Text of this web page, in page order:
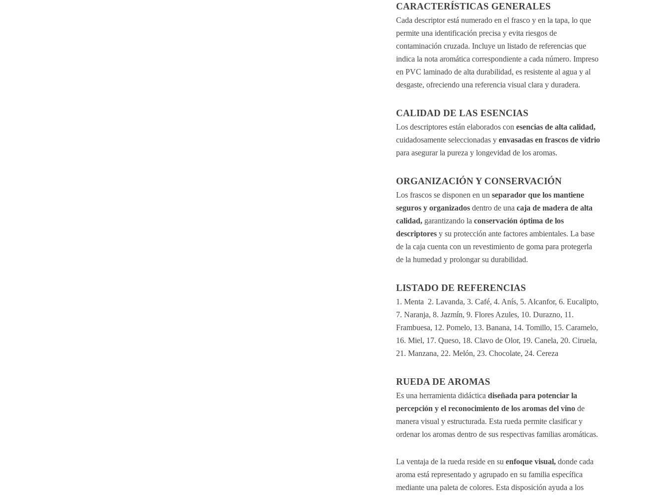
CARACTERÍSTICAS GENERALES
Cada descriptor está numerado en el frasco y en la tapa, lo que
permite una identificación precisa y evita riesgos de
contaminación cruzada. Incluye un listado de referencias que
indica la nota aromática correspondiente a cada número. Impreso
en PVC laminado de alta durabilidad, es resistente al agua y al
desgaste, ofreciendo una referencia visual clara y duradera.
CALIDAD DE LAS ESENCIAS
Los descriptores están elaborados con esencias de alta calidad,
cuidadosamente seleccionadas y envasadas en frascos de vidrio
para asegurar la pureza y longevidad de los aromas.
ORGANIZACIÓN Y CONSERVACIÓN
Los frascos se disponen en un separador que los mantiene
seguros y organizados dentro de una caja de madera de alta
calidad, garantizando la conservación óptima de los
descriptores y su protección ante factores ambientales. La base
de la caja cuenta con un revestimiento de goma para protegerla
de la humedad y prolongar su durabilidad.
LISTADO DE REFERENCIAS
1. Menta  2. Lavanda, 3. Café, 4. Anís, 5. Alcanfor, 6. Eucalipto,
7. Naranja, 8. Jazmín, 9. Flores Azules, 10. Durazno, 11.
Frambuesa, 12. Pomelo, 13. Banana, 14. Tomillo, 15. Caramelo,
16. Miel, 17. Queso, 18. Clavo de Olor, 19. Canela, 20. Ciruela,
21. Manzana, 22. Melón, 23. Chocolate, 24. Cereza
RUEDA DE AROMAS
Es una herramienta didáctica diseñada para potenciar la
percepción y el reconocimiento de los aromas del vino de
manera visual y estructurada. Esta rueda permite clasificar y
ordenar los aromas dentro de sus respectivas familias aromáticas.
La ventaja de la rueda reside en su enfoque visual, donde cada
aroma está representado y agrupado en su familia específica
mediante una paleta de colores. Esta disposición ayuda a los